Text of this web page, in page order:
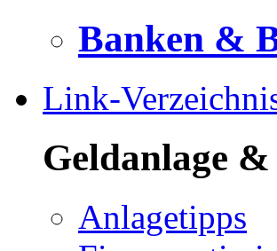
Banken &
Link-
Geldanlage
Anlagetipps